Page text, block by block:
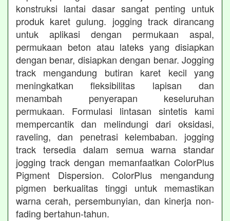
konstruksi lantai dasar sangat penting untuk
produk karet gulung. jogging track dirancang
untuk aplikasi dengan permukaan aspal,
permukaan beton atau lateks yang disiapkan
dengan benar, disiapkan dengan benar. Jogging
track mengandung butiran karet kecil yang
meningkatkan fleksibilitas lapisan dan
menambah penyerapan keseluruhan
permukaan. Formulasi lintasan sintetis kami
mempercantik dan melindungi dari oksidasi,
raveling, dan penetrasi kelembaban. jogging
track tersedia dalam semua warna standar
jogging track dengan memanfaatkan ColorPlus
Pigment Dispersion. ColorPlus mengandung
pigmen berkualitas tinggi untuk memastikan
warna cerah, persembunyian, dan kinerja non-
fading bertahun-tahun.